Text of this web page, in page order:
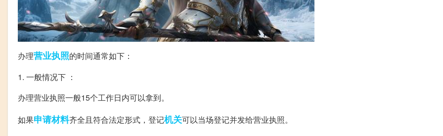
办理营业执照的时间通常如下：
1. 一般情况下 ：
办理营业执照一般15个工作日内可以拿到。
如果申请材料齐全且符合法定形式，登记机关可以当场登记并发给营业执照。